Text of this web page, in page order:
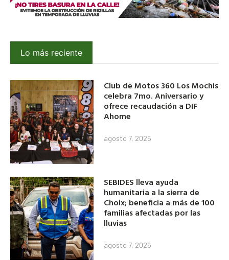
Lo más reciente
Club de Motos 360 Los Mochis
celebra 7mo. Aniversario y
ofrece recaudación a DIF
Ahome
agosto 7, 2026
SEBIDES lleva ayuda
humanitaria a la sierra de
Choix; beneficia a más de 100
familias afectadas por las
lluvias
agosto 7, 2026